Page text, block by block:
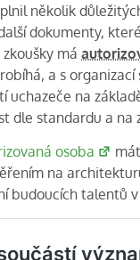
několik
dokumenty,
má
a s
uchazeče na
dle standardu a na
osoba
na
budoucích talentů